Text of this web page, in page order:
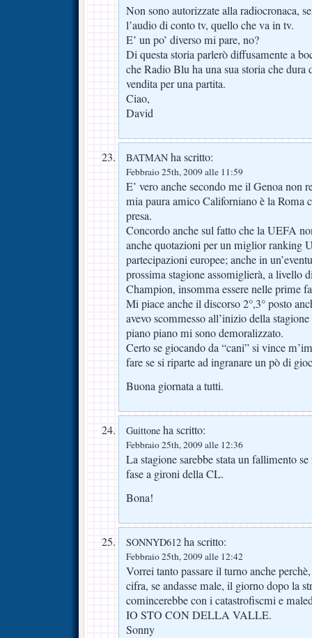
Non sono autorizzate alla radiocronaca,
l’audio di conto tv, quello che va in tv.
E’ un po’ diverso mi pare, no?
Di questa storia parlerò diffusamente a
che Radio Blu ha una sua storia che dura
vendita per una partita.
Ciao,
David
BATMAN ha scritto:
Febbraio 25th, 2009 alle 11:59
E’ vero anche secondo me il Genoa non
mia paura amico Californiano è la Roma
presa.
Concordo anche sul fatto che la UEFA
anche quotazioni per un miglior ranking
partecipazioni europee; anche in
prossima stagione assomiglierà, a livello
Champion, insomma essere nelle prime
Mi piace anche il discorso 2°,3° posto
avevo scommesso all’inizio della
piano piano mi sono demoralizzato.
Certo se giocando da “cani” si vince
fare se si riparte ad ingranare un pò di
Buona giornata a tutti.
Guittone ha scritto:
Febbraio 25th, 2009 alle 12:36
La stagione sarebbe stata un fallimento
fase a gironi della CL.
Bona!
SONNYD612 ha scritto:
Febbraio 25th, 2009 alle 12:42
Vorrei tanto passare il turno anche
cifra, se andasse male, il giorno dopo la
comincerebbe con i catastrofiscmi e
IO STO CON DELLA VALLE.
Sonny